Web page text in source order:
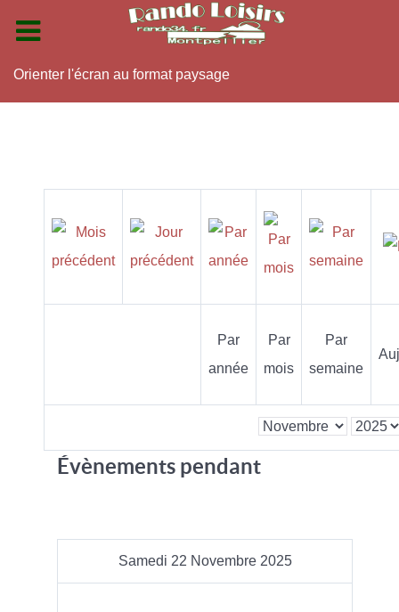
Orienter l'écran au format paysage
Par
année
Par
mois
Par
semaine
Évènements pendant
Samedi 22 Novembre 2025